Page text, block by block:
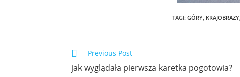
TAGI: GÓRY KRAJOBRAZY
Previous Post
jak wyglądała pierwsza karetka pogotowia?